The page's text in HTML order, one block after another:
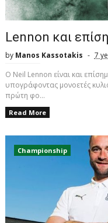
Lennon και
by Manos Kassotakis
7
O Neil Lennon είναι και
υπογράφοντας μονοετές
πρώτη φο...
Read More
Championship